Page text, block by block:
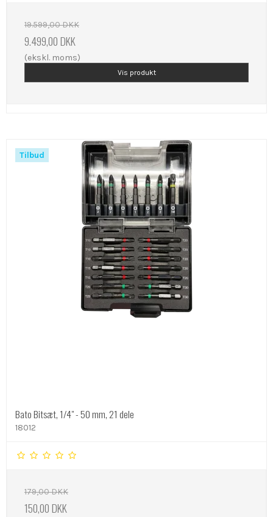
19.599,00 DKK
9.499,00 DKK
(ekskl. moms)
Vis produkt
Tilbud
Bato Bitsæt, 1/4" - 50 mm, 21 dele
18012
179,00 DKK
150,00 DKK